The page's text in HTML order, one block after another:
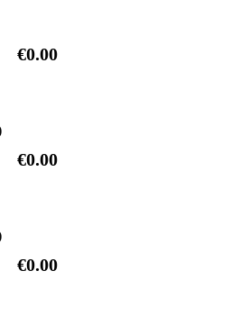
€0.00
€0.00
€0.00